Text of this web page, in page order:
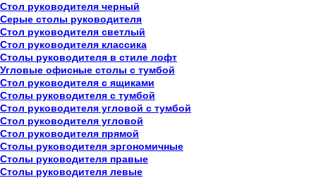
Стол руководителя черный
Серые столы руководителя
Стол руководителя светлый
Стол руководителя классика
Столы руководителя в стиле лофт
Угловые офисные столы с тумбой
Стол руководителя с ящиками
Столы руководителя с тумбой
Стол руководителя угловой с тумбой
Стол руководителя угловой
Стол руководителя прямой
Столы руководителя эргономичные
Столы руководителя правые
Столы руководителя левые